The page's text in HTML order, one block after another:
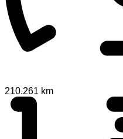
210.261 km